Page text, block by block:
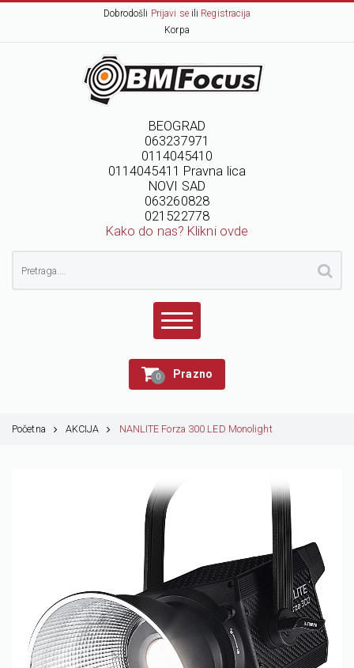
Dobrodošli Prijavi seili Registracija
Korpa
BEOGRAD
063237971
0114045410
0114045411 Pravna lica
NOVI SAD
063260828
021522778
Kako do nas? Klikni ovde
0 Prazno
Početna AKCIJA NANLITE Forza 300 LED Monolight